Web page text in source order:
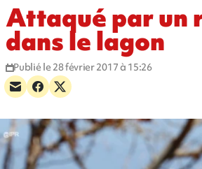
Attaqué par un
dans le lagon
Publié le 28 février 2017 à 15:26